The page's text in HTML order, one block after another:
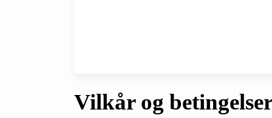
Vilkår og